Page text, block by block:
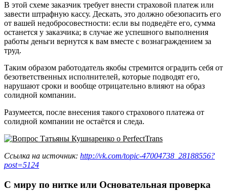
В этой схеме заказчик требует внести страховой платеж или
завести штрафную кассу. Дескать, это должно обезопасить его
от вашей недобросовестности: если вы подведёте его, сумма
останется у заказчика; в случае же успешного выполнения
работы деньги вернутся к вам вместе с вознаграждением за
труд.
Таким образом работодатель якобы стремится оградить себя от
безответственных исполнителей, которые подводят его,
нарушают сроки и вообще отрицательно влияют на образ
солидной компании.
Разумеется, после внесения такого страхового платежа от
солидной компании не остаётся и следа.
Ссылка на источник: http://vk.com/topic-47004738_28188556?
post=5124
С миру по нитке или Основательная проверка